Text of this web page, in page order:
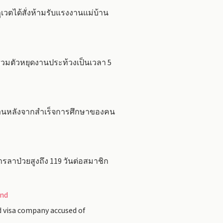
วตได้สั่งห้ามรับแรงงานแม่บ้าน
ตัวหยุดงานประท้วงเป็นเวลา 5
หลังจากสำเร็จการศึกษาของคน
ลาป่วยสูงถึง 119 วันต่อสมาชิก
company accused of